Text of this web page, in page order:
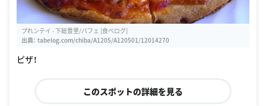
プれンテイ - 下総豊里/パフェ [食べログ]
出典： tabelog.com/chiba/A1205/A120501/12014270
ピザ！
このスポットの詳細を見る